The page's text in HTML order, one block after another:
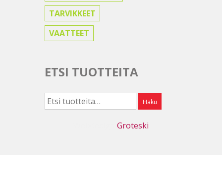
TARVIKKEET
VAATTEET
ETSI TUOTTEITA
Etsi: Haku
Groteski